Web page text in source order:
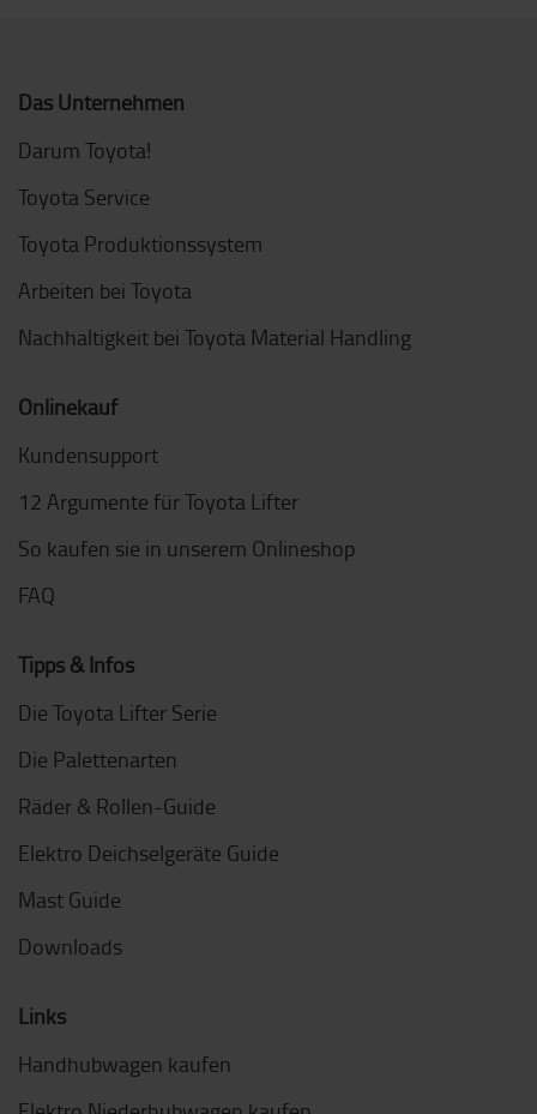
Das Unternehmen
Darum Toyota!
Toyota Service
Toyota Produktionssystem
Arbeiten bei Toyota
Nachhaltigkeit bei Toyota Material Handling
Onlinekauf
Kundensupport
12 Argumente für Toyota Lifter
So kaufen sie in unserem Onlineshop
FAQ
Tipps & Infos
Die Toyota Lifter Serie
Die Palettenarten
Räder & Rollen-Guide
Elektro Deichselgeräte Guide
Mast Guide
Downloads
Links
Handhubwagen kaufen